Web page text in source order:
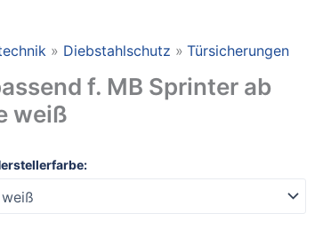
Diebstahlschutz Türsicherungen
f. MB Sprinter ab
weiß